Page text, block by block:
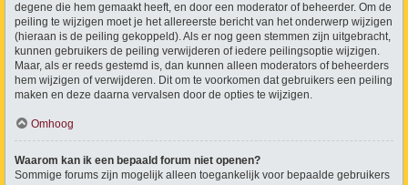
degene die hem gemaakt heeft, en door een moderator of beheerder. Om de
peiling te wijzigen moet je het allereerste bericht van het onderwerp wijzigen
(hieraan is de peiling gekoppeld). Als er nog geen stemmen zijn uitgebracht,
kunnen gebruikers de peiling verwijderen of iedere peilingsoptie wijzigen.
Maar, als er reeds gestemd is, dan kunnen alleen moderators of beheerders
hem wijzigen of verwijderen. Dit om te voorkomen dat gebruikers een peiling
maken en deze daarna vervalsen door de opties te wijzigen.
Omhoog
Waarom kan ik een bepaald forum niet openen?
Sommige forums zijn mogelijk alleen toegankelijk voor bepaalde gebruikers